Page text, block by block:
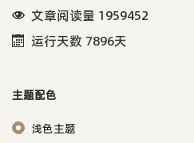
文章阅读量 1959452
运行天数 7896天
主题配色
浅色主题